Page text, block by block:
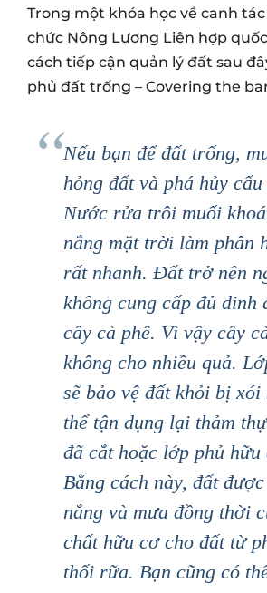
Trong một khóa học về canh
chức Nông Lương Liên hợp
cách tiếp cận quản lý đất sau
phủ đất trống – Covering the
Nếu bạn để đất trống,
hỏng đất và phá hủy
Nước rửa trôi muối
nắng mặt trời làm phân
rất nhanh. Đất trở nên
không cung cấp đủ dinh
cây cà phê. Vì vậy cây
không cho nhiều quả.
sẽ bảo vệ đất khỏi bị xói
thể tận dụng lại thảm
đã cắt hoặc lớp phủ hữu
Bằng cách này, đất
nắng và mưa đồng thời
chất hữu cơ cho đất từ
thối rữa. Bạn cũng có